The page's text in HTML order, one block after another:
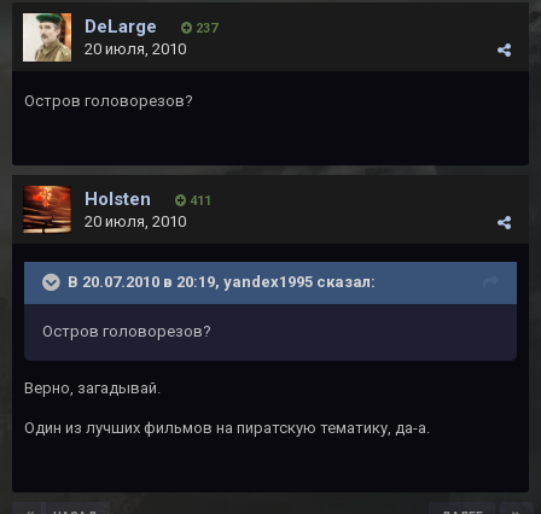
DeLarge 237
20 июля, 2010
Остров головорезов?
Holsten 411
20 июля, 2010
В 20.07.2010 в 20:19, yandex1995 сказал:
Остров головорезов?
Верно, загадывай.
Один из лучших фильмов на пиратскую тематику, да-а.